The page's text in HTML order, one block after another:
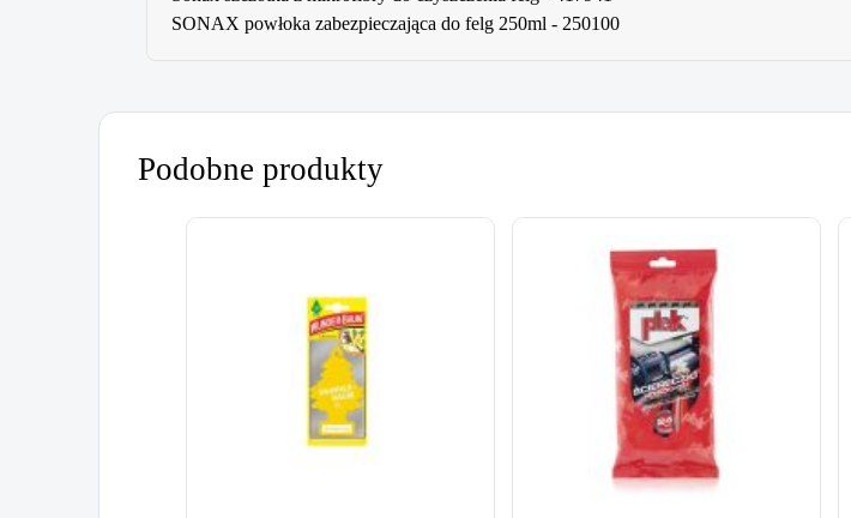
SONAX powłoka zabezpieczająca do felg 250ml - 250100
Podobne produkty